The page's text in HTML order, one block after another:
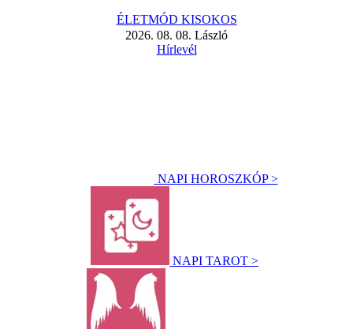
ÉLETMÓD KISOKOS
2026. 08. 08. László
Hírlevél
NAPI HOROSZKÓP >
NAPI TAROT >